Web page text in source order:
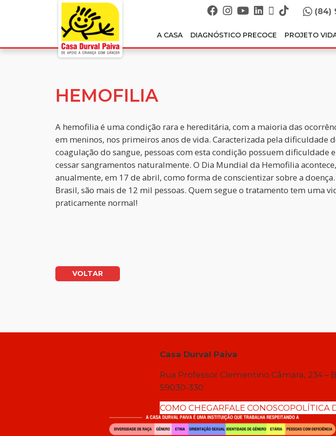
(84)
A CASA DIAGNÓSTICO PRECOCE PROJETO
HEMOFILIA
A hemofilia é uma condição rara e hereditária, com a maioria das
em meninos, nos primeiros anos de vida. Caracterizada pela dificuldade
coagulação do sangue, pessoas com esta condição possuem dificuldade
cessar sangramentos naturalmente. O Dia Mundial da Hemofilia acontece,
anualmente, em 17 de abril, como forma de conscientizar sobre a
Brasil, são mais de 12 mil pessoas. Quem segue o tratamento tem uma
praticamente normal!
VOLTAR
Casa Durval Paiva
Rua Professor Clementino Câmara, 234 –
59030-330
COMO CHEGARFALE CONOSCOPOLÍTICA